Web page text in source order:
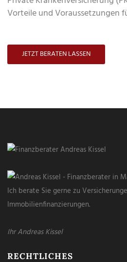
Vorteile und Voraussetzungen
JETZT BERATEN LASSEN
Ich berate Sie gerne zu
Immobilienfinanzierungen.
Ihr Andreas Kissel
RECHTLICHES